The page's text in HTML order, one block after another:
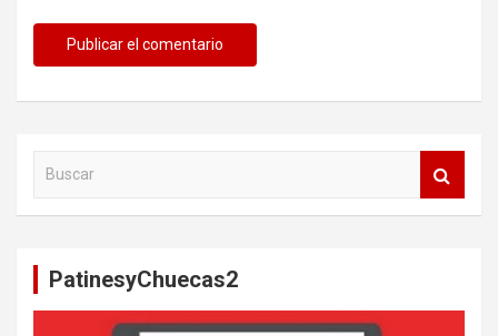
PatinesyChuecas2